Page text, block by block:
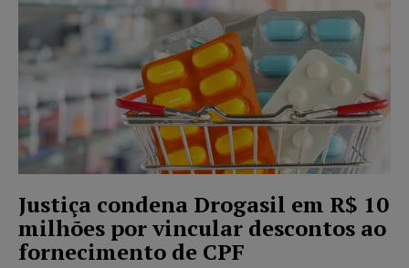
Justiça condena Drogasil em R$ 10
milhões por vincular descontos ao
fornecimento de CPF